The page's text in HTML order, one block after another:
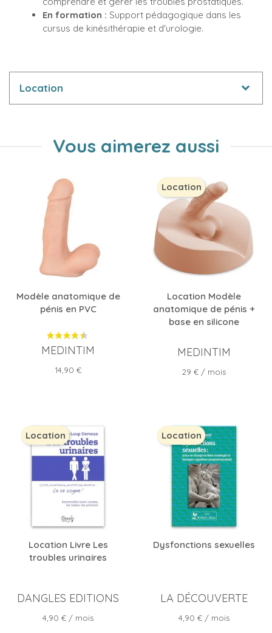
En formation : Support pédagogique dans les
cursus de kinésithérapie et d'urologie.
Location
Vous aimerez aussi
Modèle anatomique de
pénis en PVC
MEDINTIM
Prix
14,90 €
Location Modèle
anatomique de pénis +
base en silicone
MEDINTIM
Prix
29 € / mois
Location
Location Livre Les
troubles urinaires
DANGLES EDITIONS
Prix
4,90 € / mois
Location
Dysfonctions sexuelles
LA DÉCOUVERTE
Prix
4,90 € / mois
Location